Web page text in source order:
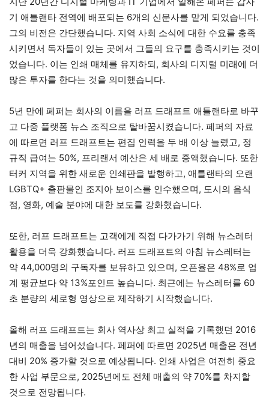
기 애틀랜타 전역에 배포되는 6개의 신문사를 맡게 되었습니다.
그의 비전은 간단했습니다. 지역 사회 소식에 대한 수요를 충족
시키면서 독자들이 있는 곳에서 그들의 요구를 충족시키는 것이
었습니다. 이는 인쇄 매체를 유지하되, 회사의 디지털 미래에 더
많은 투자를 한다는 것을 의미했습니다.
5년 만에 페퍼는 회사의 이름을 러프 드래프트 애틀랜타로 바꾸
고 다중 플랫폼 뉴스 조직으로 탈바꿈시켰습니다. 페퍼의 자료
에 따르면 러프 드래프트는 편집 인력을 두 배 이상 늘렸고, 정
규직 급여는 50%, 프리랜서 예산은 세 배로 증액했습니다. 또한
터커 지역을 위한 새로운 인쇄판을 발행하고, 애틀랜타의 오랜
LGBTQ+ 출판물인 조지아 보이스를 인수했으며, 도시의 음식
점, 영화, 예술 분야에 대한 보도를 강화했습니다.
또한, 러프 드래프트는 고객에게 직접 다가가기 위해 뉴스레터
활용을 더욱 강화했습니다. 러프 드래프트의 아침 뉴스레터는
약 44,000명의 구독자를 보유하고 있으며, 오픈율은 48%로 업
계 평균보다 약 13%포인트 높습니다. 최근에는 뉴스레터를 60
초 분량의 세로형 영상으로 제작하기 시작했습니다.
올해 러프 드래프트는 회사 역사상 최고 실적을 기록했던 2016
년의 매출을 넘어섰습니다. 페퍼에 따르면 2025년 매출은 전년
대비 20% 증가할 것으로 예상됩니다. 인쇄 사업은 여전히 ​​중요
한 사업 부문으로, 2025년에도 전체 매출의 약 70%를 차지할
것으로 전망됩니다.